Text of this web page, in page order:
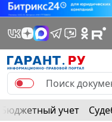
Бюджетный учет